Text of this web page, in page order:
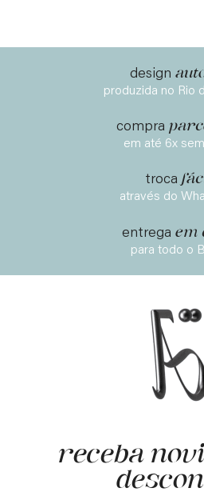
design
produzida no Rio
compra
em até 6x
troca
através do
entrega em
para todo o
receba